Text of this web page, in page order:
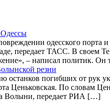
Одессы
одесского
передает ТАСС. В своем
– написал политик.
резни
погибших от рук
Ценьковская. По словам
Волыни, передает РИА […]